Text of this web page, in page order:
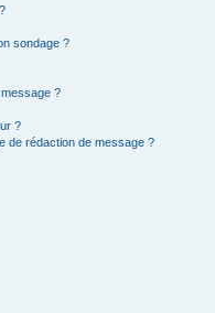
sondage ?
?
?
de rédaction de message ?